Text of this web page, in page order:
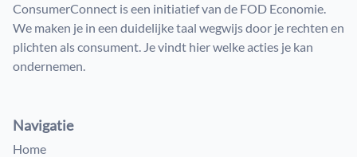
ConsumerConnect is een initiatief van de FOD Economie.
We maken je in een duidelijke taal wegwijs door je rechten en
plichten als consument. Je vindt hier welke acties je kan
ondernemen.
Navigatie
Home